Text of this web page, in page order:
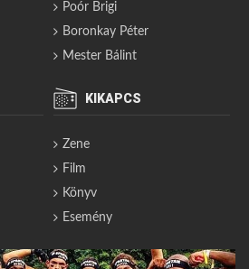
Poór Brigi
Boronkay Péter
Mester Bálint
KIKAPCS
Zene
Film
Könyv
Esemény